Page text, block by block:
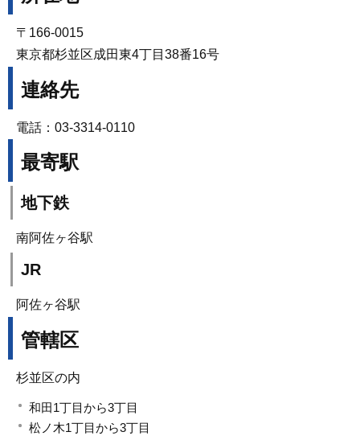
〒166-0015
東京都杉並区成田東4丁目38番16号
連絡先
電話：03-3314-0110
最寄駅
地下鉄
南阿佐ヶ谷駅
JR
阿佐ヶ谷駅
管轄区
杉並区の内
和田1丁目から3丁目
松ノ木1丁目から3丁目